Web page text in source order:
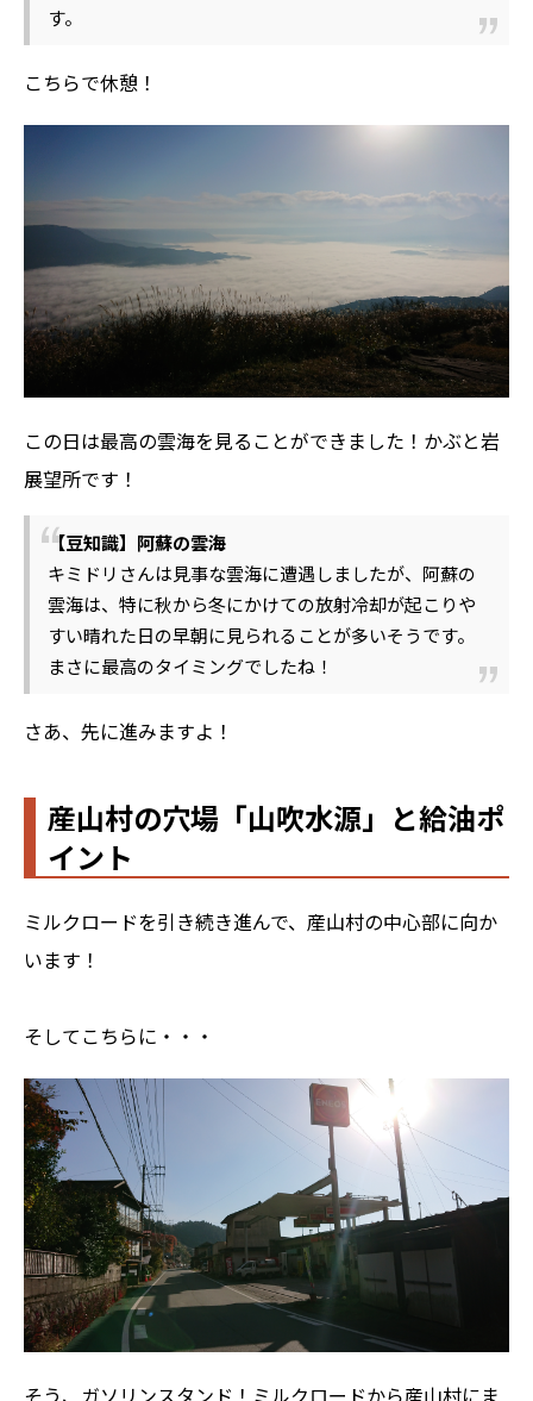
す。
こちらで休憩！
この日は最高の雲海を見ることができました！かぶと岩
展望所です！
【豆知識】阿蘇の雲海
キミドリさんは見事な雲海に遭遇しましたが、阿蘇の
雲海は、特に秋から冬にかけての放射冷却が起こりや
すい晴れた日の早朝に見られることが多いそうです。
まさに最高のタイミングでしたね！
さあ、先に進みますよ！
産山村の穴場「山吹水源」と給油ポ
イント
ミルクロードを引き続き進んで、産山村の中心部に向か
います！
そしてこちらに・・・
そう、ガソリンスタンド！ミルクロードから産山村にま